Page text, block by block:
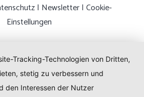
| Newsletter| Cookie-
Einstellungen
Tracking-Technologien von Dritten,
stetig zu verbessern und
den Interessen der Nutzer